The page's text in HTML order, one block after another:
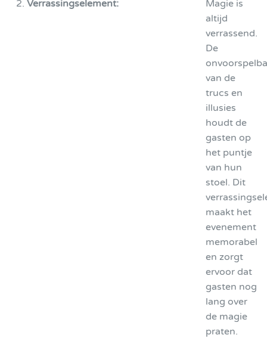
Verrassingselement:
Magie is
altijd
verrassend.
De
van de
trucs en
illusies
houdt de
gasten op
het puntje
van hun
stoel. Dit
maakt het
evenement
memorabel
en zorgt
ervoor dat
gasten nog
lang over
de magie
praten.